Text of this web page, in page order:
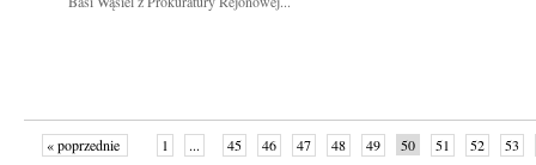
« poprzednie 1 ... 45 46 47 48 49 50 51 52
53